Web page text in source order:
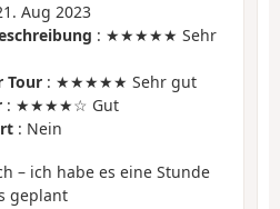
Aug 2023
: ★★★★★ Sehr
Tour : ★★★★★ Sehr gut
: ★★★★☆ Gut
: Nein
– ich habe es eine Stunde
geplant